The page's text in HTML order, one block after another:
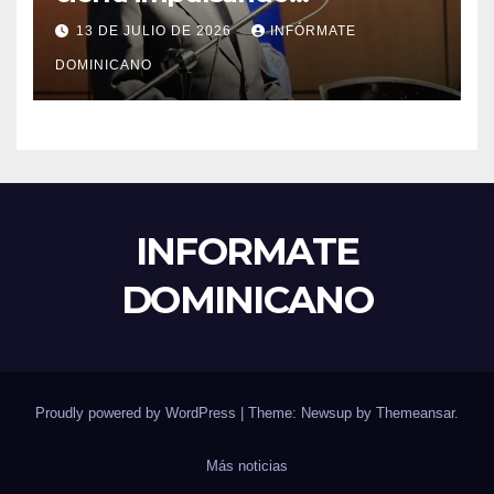
modernización, expansión y
transformación institucional
13 DE JULIO DE 2026 INFÓRMATE
DOMINICANO
INFORMATE
DOMINICANO
Proudly powered by WordPress Theme: Newsup by Themeansar.
Más noticias